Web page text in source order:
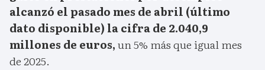
alcanzó el pasado mes de abril (último
dato disponible) la cifra de 2.040,9
millones de euros,un 5% más que igual mes
de 2025.